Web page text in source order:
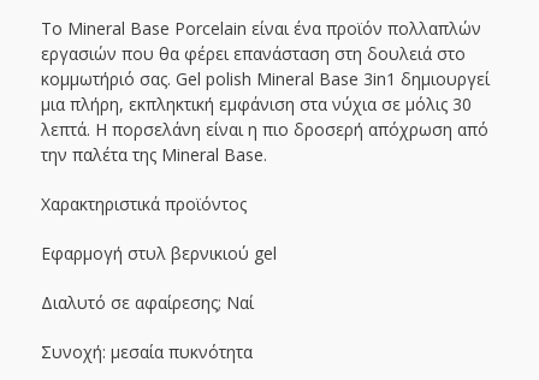
Το Mineral Base Porcelain είναι ένα προϊόν πολλαπλών
εργασιών που θα φέρει επανάσταση στη δουλειά στο
κομμωτήριό σας. Gel polish Mineral Base 3in1 δημιουργεί
μια πλήρη, εκπληκτική εμφάνιση στα νύχια σε μόλις 30
λεπτά. Η πορσελάνη είναι η πιο δροσερή απόχρωση από
την παλέτα της Mineral Base.
Χαρακτηριστικά προϊόντος
Εφαρμογή στυλ βερνικιού gel
Διαλυτό σε αφαίρεσης; Ναί
Συνοχή: μεσαία πυκνότητα